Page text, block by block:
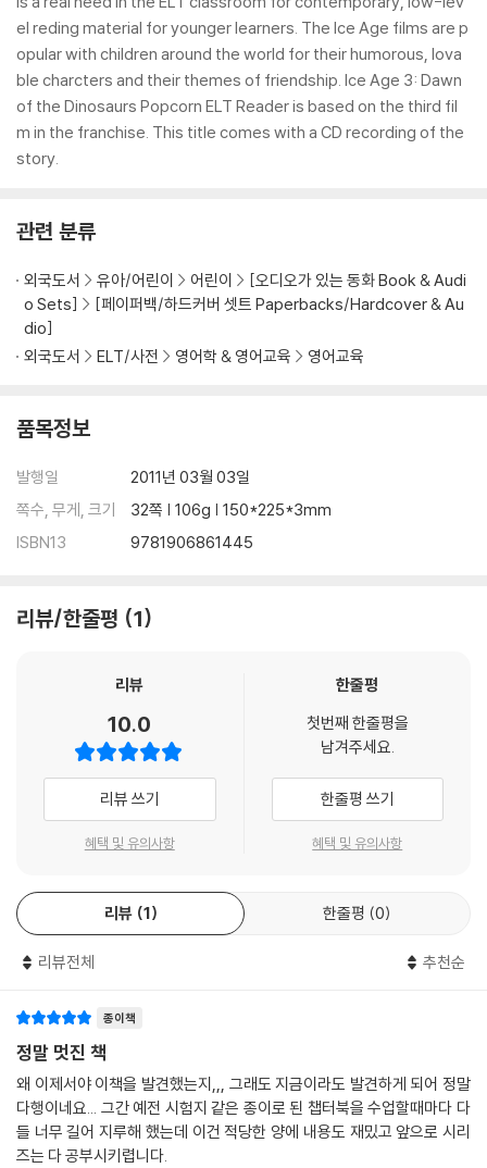
el reding material for younger learners. The Ice Age films are p
opular with children around the world for their humorous, lova
ble charcters and their themes of friendship. Ice Age 3: Dawn
of the Dinosaurs Popcorn ELT Reader is based on the third fil
m in the franchise. This title comes with a CD recording of the
story.
관련 분류
외국도서 유아/어린이 어린이
[오디오가 있는 동화 Book & Audi
o Sets]
[페이퍼백/하드커버 셋트 Paperbacks/Hardcover & Au
dio]
외국도서
ELT/사전 영어학 & 영어교육 영어교육
품목정보
발행일
2011년 03월 03일
쪽수, 무게, 크기
32쪽 | 106g | 150*225*3mm
ISBN13
9781906861445
리뷰/한줄평 1
리뷰
10.0
리뷰 쓰기
혜택 및 유의사항
한줄평
첫번째 한줄평을
남겨주세요.
한줄평 쓰기
혜택 및 유의사항
리뷰 1 한줄평 0
리뷰전체 추천순
종이책
정말 멋진 책
왜 이제서야 이책을 발견했는지,,, 그래도 지금이라도 발견하게 되어 정말
다행이네요... 그간 예전 시험지 같은 종이로 된 챕터북을 수업할때마다 다
들 너무 길어 지루해 했는데 이건 적당한 양에 내용도 재밌고 앞으로 시리
즈는 다 공부시키렵니다.